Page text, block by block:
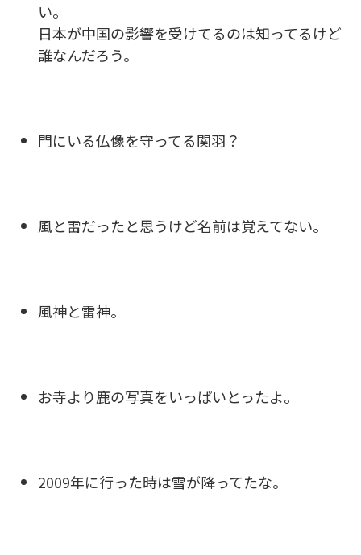
い。
日本が中国の影響を受けてるのは知ってるけど
誰なんだろう。
門にいる仏像を守ってる関羽？
風と雷だったと思うけど名前は覚えてない。
風神と雷神。
お寺より鹿の写真をいっぱいとったよ。
2009年に行った時は雪が降ってたな。